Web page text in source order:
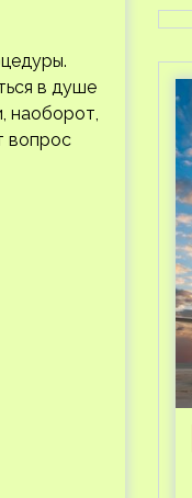
в душе
наоборот,
вопрос